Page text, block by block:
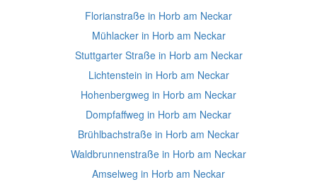
Florianstraße in Horb am Neckar
Mühlacker in Horb am Neckar
Stuttgarter Straße in Horb am Neckar
Lichtenstein in Horb am Neckar
Hohenbergweg in Horb am Neckar
Dompfaffweg in Horb am Neckar
Brühlbachstraße in Horb am Neckar
Waldbrunnenstraße in Horb am Neckar
Amselweg in Horb am Neckar